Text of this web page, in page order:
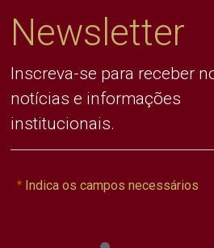
Newsletter
Inscreva-se para receber
notícias e informações
institucionais.
Indica os campos necessários